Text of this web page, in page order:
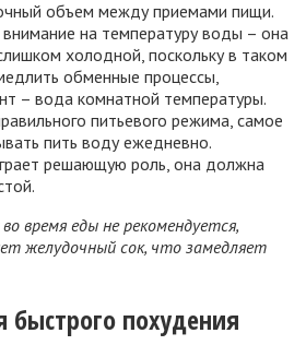
объем между приемами пищи.
на температуру воды – она
холодной, поскольку в таком
обменные процессы,
– вода комнатной температуры.
питьевого режима, самое
пить воду ежедневно.
решающую роль, она должна
время еды не рекомендуется,
желудочный сок, что замедляет
похудения